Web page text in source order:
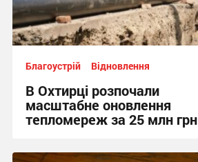
Благоустрій Відновлення
В Охтирці розпочали
масштабне оновлення
тепломереж за 25 млн грн